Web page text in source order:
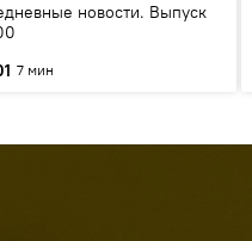
новости. Выпуск
7 мин